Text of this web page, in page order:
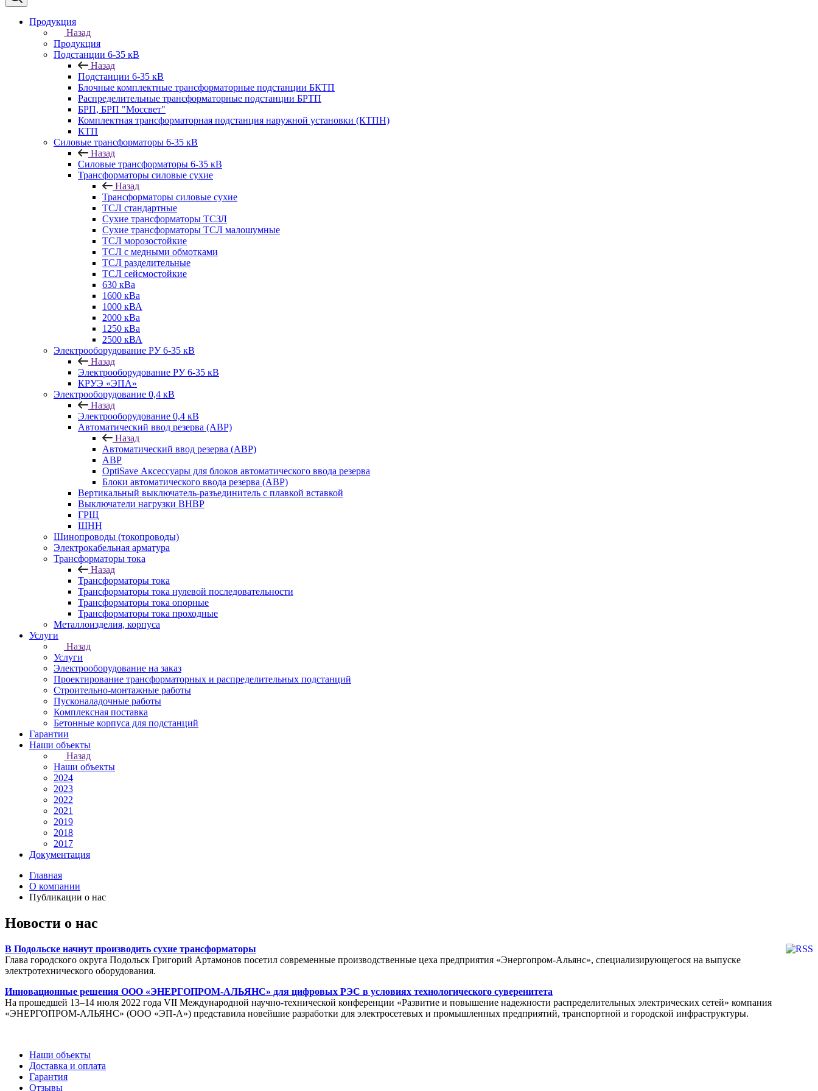
Продукция
Назад
Продукция
Подстанции 6-35 кВ
Назад
Подстанции 6-35 кВ
Блочные комплектные трансформаторные подстанции БКТП
Распределительные трансформаторные подстанции БРТП
БРП, БРП "Моссвет"
Комплектная трансформаторная подстанция наружной установки (КТПН)
КТП
Силовые трансформаторы 6-35 кВ
Назад
Силовые трансформаторы 6-35 кВ
Трансформаторы силовые сухие
Назад
Трансформаторы силовые сухие
ТСЛ стандартные
Сухие трансформаторы ТСЗЛ
Сухие трансформаторы ТСЛ малошумные
ТСЛ морозостойкие
ТСЛ с медными обмотками
ТСЛ разделительные
ТСЛ сейсмостойкие
630 кВа
1600 кВа
1000 кВА
2000 кВа
1250 кВа
2500 кВА
Электрооборудование РУ 6-35 кВ
Назад
Электрооборудование РУ 6-35 кВ
КРУЭ «ЭПА»
Электрооборудование 0,4 кВ
Назад
Электрооборудование 0,4 кВ
Автоматический ввод резерва (АВР)
Назад
Автоматический ввод резерва (АВР)
АВР
OptiSave Аксессуары для блоков автоматического ввода резерва
Блоки автоматического ввода резерва (АВР)
Вертикальный выключатель-разъединитель с плавкой вставкой
Выключатели нагрузки ВНВР
ГРЩ
ШНН
Шинопроводы (токопроводы)
Электрокабельная арматура
Трансформаторы тока
Назад
Трансформаторы тока
Трансформаторы тока нулевой последовательности
Трансформаторы тока опорные
Трансформаторы тока проходные
Металлоизделия, корпуса
Услуги
Назад
Услуги
Электрооборудование на заказ
Проектирование трансформаторных и распределительных подстанций
Строительно-монтажные работы
Пусконаладочные работы
Комплексная поставка
Бетонные корпуса для подстанций
Гарантии
Наши объекты
Назад
Наши объекты
2024
2023
2022
2021
2019
2018
2017
Документация
Главная
О компании
Публикации о нас
Новости о нас
В Подольске начнут производить сухие трансформаторы
Глава городского округа Подольск Григорий Артамонов посетил современные производственные цеха предприятия «Энергопром-Альянс», специализирующегося на выпуске
электротехнического оборудования.
Инновационные решения ООО «ЭНЕРГОПРОМ-АЛЬЯНС» для цифровых РЭС в условиях технологического суверенитета
На прошедшей 13–14 июля 2022 года VII Международной научно-технической конференции «Развитие и повышение надежности распределительных электрических сетей» компания
«ЭНЕРГОПРОМ-АЛЬЯНС» (ООО «ЭП-А») представила новейшие разработки для электросетевых и промышленных предприятий, транспортной и городской инфраструктуры.
Наши объекты
Доставка и оплата
Гарантия
Отзывы